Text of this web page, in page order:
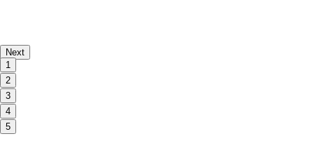
Next
1
2
3
4
5